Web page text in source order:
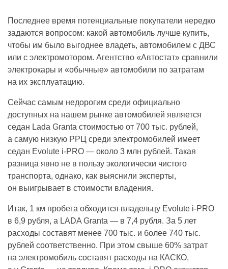
Последнее время потенциальные покупатели нередко
задаются вопросом: какой автомобиль лучше купить,
чтобы им было выгоднее владеть, автомобилем с ДВС
или с электромотором. Агентство «Автостат» сравнили
электрокары и «обычные» автомобили по затратам
на их эксплуатацию.
Сейчас самым недорогим среди официально
доступных на нашем рынке автомобилей является
седан Lada Granta стоимостью от 700 тыс. рублей,
а самую низкую РРЦ среди электромобилей имеет
седан Evolute i-PRO — около 3 млн рублей. Такая
разница явно не в пользу экологически чистого
транспорта, однако, как выяснили эксперты,
он выигрывает в стоимости владения.
Итак, 1 км пробега обходится владельцу Evolute i-PRO
в 6,9 рубля, а LADA Granta — в 7,4 рубля. За 5 лет
расходы составят менее 700 тыс. и более 740 тыс.
рублей соответственно. При этом свыше 60% затрат
на электромобиль составят расходы на КАСКО,